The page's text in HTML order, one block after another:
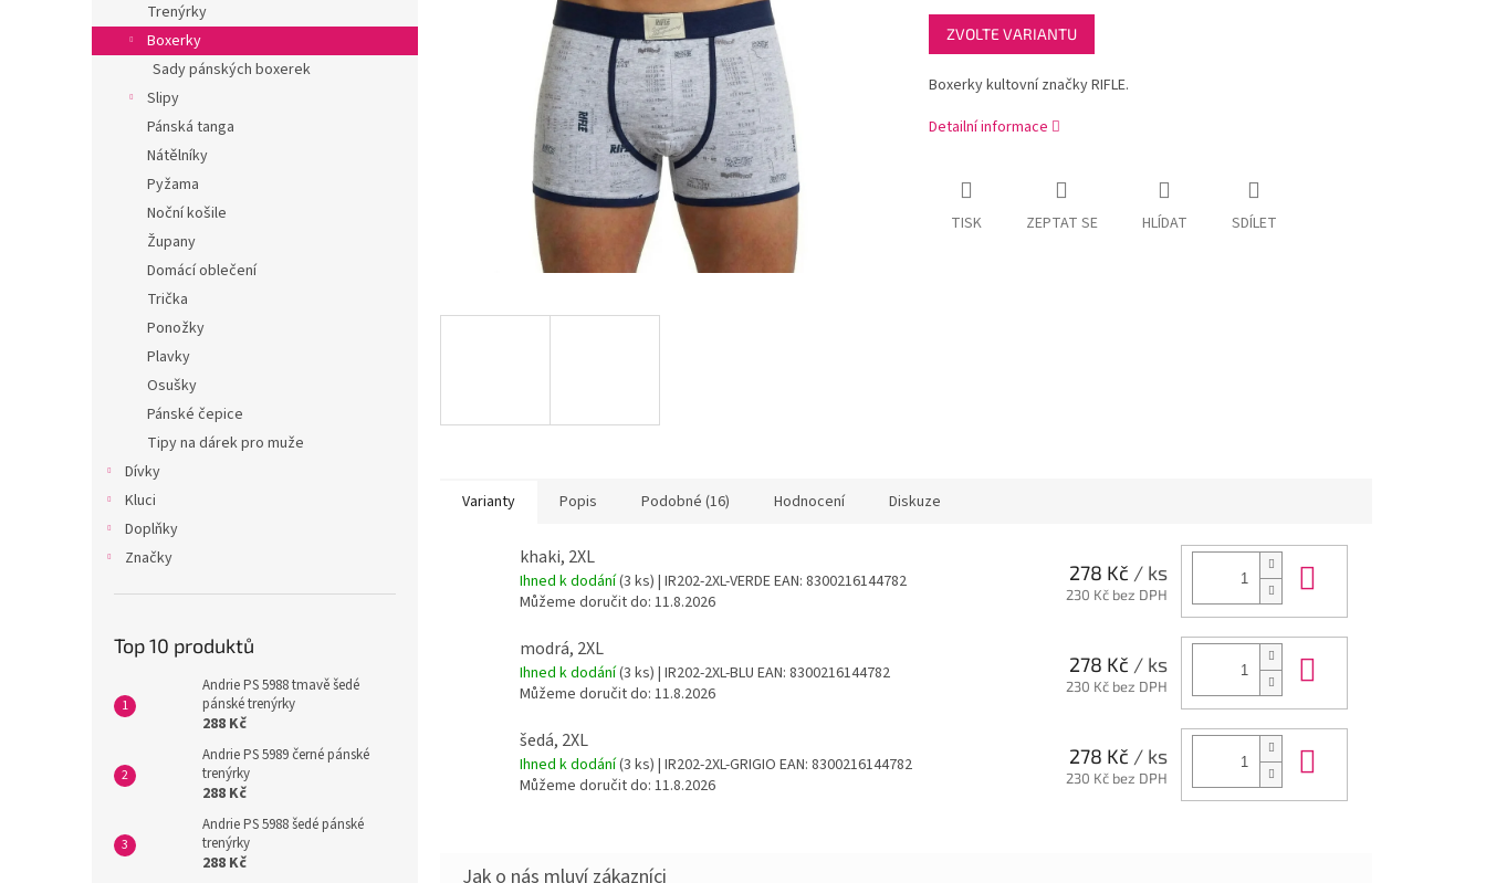
Trenýrky
Boxerky
Sady pánských boxerek
Slipy
Pánská tanga
Nátělníky
Pyžama
Noční košile
Župany
Domácí oblečení
Trička
Ponožky
Plavky
Osušky
Pánské čepice
Tipy na dárek pro muže
Dívky
Kluci
Doplňky
Značky
Top 10 produktů
Andrie PS 5988 tmavě šedé
pánské trenýrky
288 Kč
Andrie PS 5989 černé pánské
trenýrky
288 Kč
Andrie PS 5988 šedé pánské
trenýrky
288 Kč
Měrná
cena:
ZVOLTE VARIANTU
Boxerky kultovní značky RIFLE.
Detailní informace
TISK ZEPTAT SE HLÍDAT SDÍLET
Varianty Popis Podobné (16) Hodnocení Diskuze
khaki, 2XL
Ihned k dodání(3 ks) | IR202-2XL-VERDEEAN: 8300216144782
Můžeme doručit do: 11.8.2026
278 Kč / ks
230 Kč bez DPH
modrá, 2XL
Ihned k dodání(3 ks) | IR202-2XL-BLU EAN: 8300216144782
Můžeme doručit do: 11.8.2026
278 Kč / ks
230 Kč bez DPH
šedá, 2XL
Ihned k dodání(3 ks) | IR202-2XL-GRIGIO EAN: 8300216144782
Můžeme doručit do: 11.8.2026
278 Kč / ks
230 Kč bez DPH